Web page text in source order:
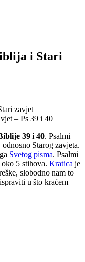
i Stari
– Ps 39 i 40
39 i 40. Psalmi
Starog zavjeta.
Svetog pisma. Psalmi
5 stihova. Kratica je
slobodno nam to
u što kraćem